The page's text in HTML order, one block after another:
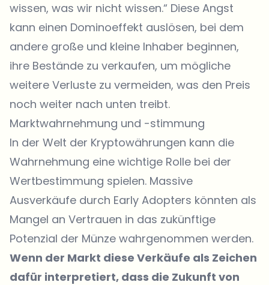
wissen, was wir nicht wissen.“ Diese Angst
kann einen Dominoeffekt auslösen, bei dem
andere große und kleine Inhaber beginnen,
ihre Bestände zu verkaufen, um mögliche
weitere Verluste zu vermeiden, was den Preis
noch weiter nach unten treibt.
Marktwahrnehmung und -stimmung
In der Welt der Kryptowährungen kann die
Wahrnehmung eine wichtige Rolle bei der
Wertbestimmung spielen. Massive
Ausverkäufe durch Early Adopters könnten als
Mangel an Vertrauen in das zukünftige
Potenzial der Münze wahrgenommen werden.
Wenn der Markt diese Verkäufe als Zeichen
dafür interpretiert, dass die Zukunft von